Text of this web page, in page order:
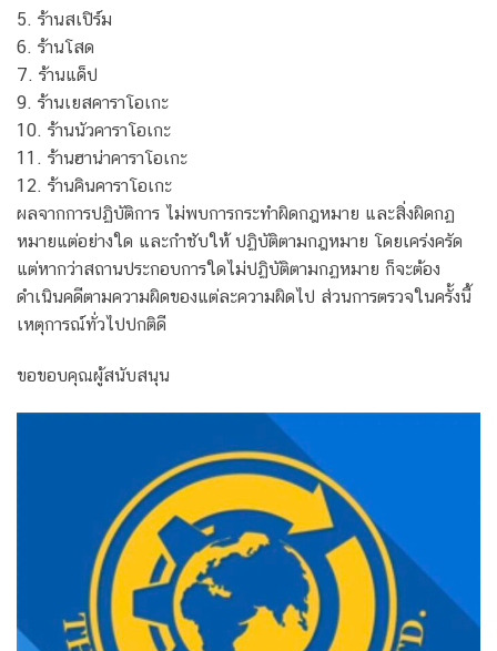
5. ร้านสเปิร์ม
6. ร้านโสด
7. ร้านแด็ป
9. ร้านเยสคาราโอเกะ
10. ร้านนัวคาราโอเกะ
11. ร้านฮาน่าคาราโอเกะ
12. ร้านคินคาราโอเกะ
ผลจากการปฏิบัติการ ไม่พบการกระทำผิดกฎหมาย และสิ่งผิดกฏ
หมายแต่อย่างใด และกำชับให้ ปฏิบัติตามกฎหมาย โดยเคร่งครัด
แต่หากว่าสถานประกอบการใดไม่ปฏิบัติตามกฏหมาย ก็จะต้อง
ดำเนินคดีตามความผิดของแต่ละความผิดไป ส่วนการตรวจในครั้งนี้
เหตุการณ์ทั่วไปปกติดี
ขอขอบคุณผู้สนับสนุน